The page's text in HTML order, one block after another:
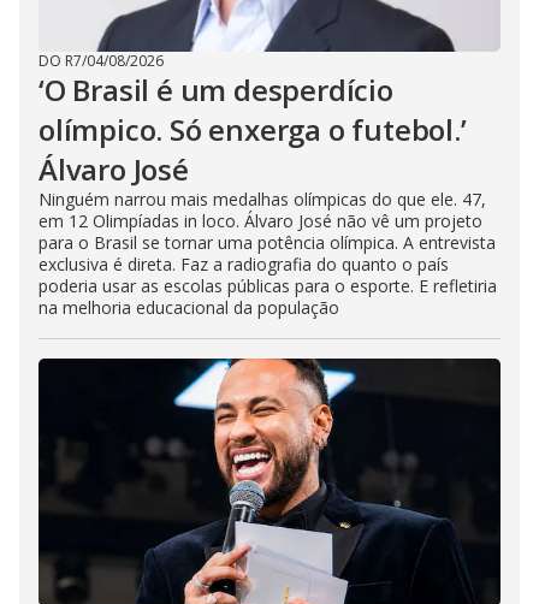
DO R7/04/08/2026
‘O Brasil é um desperdício
olímpico. Só enxerga o futebol.’
Álvaro José
Ninguém narrou mais medalhas olímpicas do que ele. 47,
em 12 Olimpíadas in loco. Álvaro José não vê um projeto
para o Brasil se tornar uma potência olímpica. A entrevista
exclusiva é direta. Faz a radiografia do quanto o país
poderia usar as escolas públicas para o esporte. E refletiria
na melhoria educacional da população